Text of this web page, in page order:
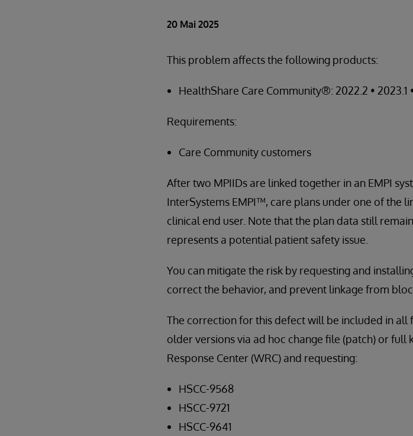
20 Mai 2025
This problem affects the following products:
HealthShare Care Community®: 2022.2 • 2023.1
Requirements:
Care Community customers
After two MPIIDs are linked together in an EMPI
InterSystems EMPI™, care plans under one of the
clinical end user. Note that the plan data still
represents a potential patient safety issue.
You can mitigate the risk by requesting and
correct the behavior, and prevent linkage from
The correction for this defect will be included in
older versions via ad hoc change file (patch) or
Response Center (WRC) and requesting:
HSCC-9568
HSCC-9721
HSCC-9641